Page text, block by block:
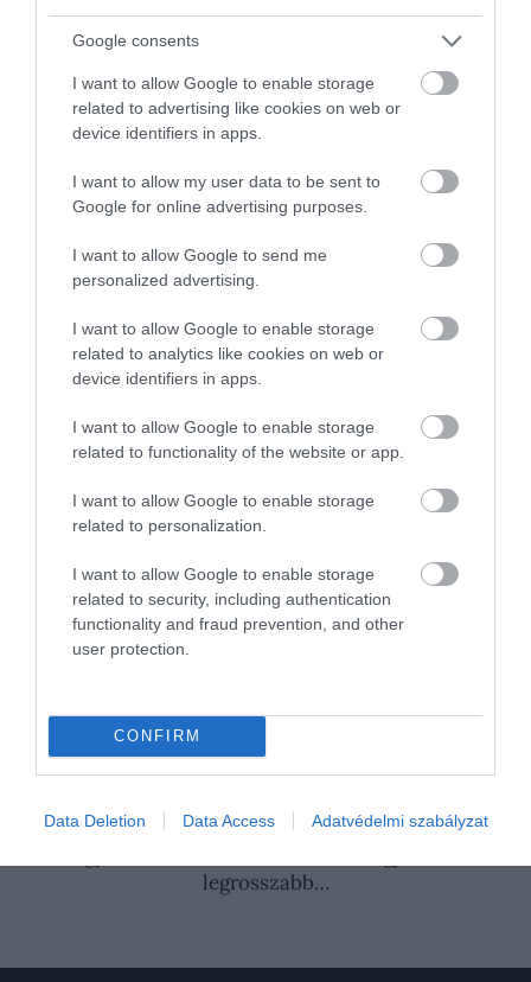
Google consents
I want to allow Google to enable storage
related to advertising like cookies on web or
device identifiers in apps.
I want to allow my user data to be sent to
Google for online advertising purposes.
I want to allow Google to send me
personalized advertising.
I want to allow Google to enable storage
related to analytics like cookies on web or
device identifiers in apps.
I want to allow Google to enable storage
related to functionality of the website or app.
I want to allow Google to enable storage
related to personalization.
I want to allow Google to enable storage
related to security, including authentication
functionality and fraud prevention, and other
user protection.
CONFIRM
Data Deletion Data Access Adatvédelmi szabályzat
serpenyőben van, egyáltalán ne mozgassuk. Ahogy
a tojás sül, a fehér része felpúposodik. Amikor a
külső része márbarna és ropogós , egy merőkanál
segítségével szedjük ki a serpenyőből.
Ezután már csak az utolsó lépés van hátra: ízlés
szerint sózzuk, borsozzuk, és pirítóssal, avokádóval
vagy más zöldségekkel kész is van a szuper
reggelink.
Figyelmedbe ajánljuk!Édes tészta citrommal és
olaszok húsvéti kalácsát
Nyitókép: Fotó: Shutterstock
TOJÁS REGGELI SPANYOL
EGÉSZSÉGES
GASZTRONÓMIA
így tárold…
2026. AUGUSZTUS 9. ● GASZTRONÓMIA
legrosszabb…